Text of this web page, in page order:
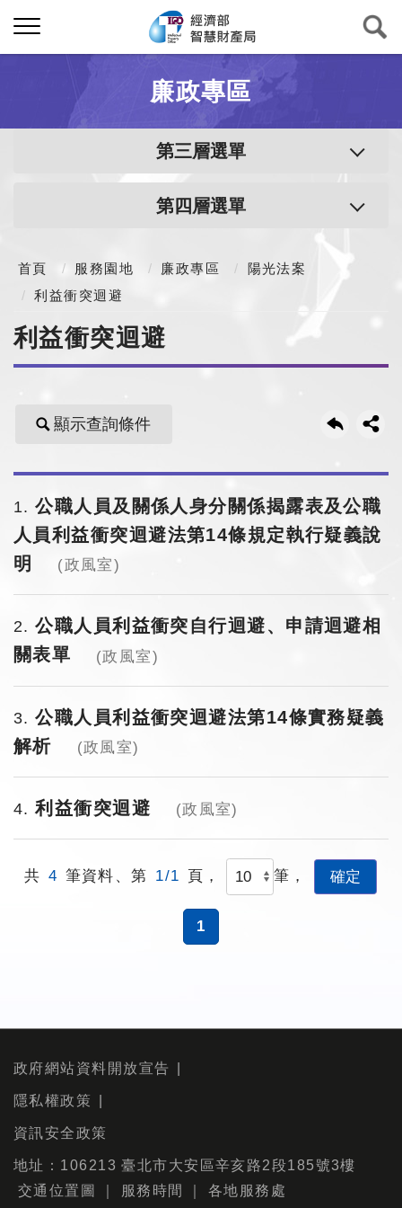
廉政專區
第三層選單
第四層選單
首頁 服務園地 廉政專區
陽光法案
利益衝突迴避
利益衝突迴避
顯示查詢條件
1
公職人員及關係人身分關係揭露表及公職
人員利益衝突迴避法第14條規定執行疑義說
明
(政風室)
2
公職人員利益衝突自行迴避、申請迴避相
關表單
(政風室)
3
公職人員利益衝突迴避法第14條實務疑義
解析
(政風室)
4 利益衝突迴避 (政風室)
共 4 筆資料、第 1/1 頁， 筆，
1
政府網站資料開放宣告
隱私權政策
資訊安全政策
地址：106213 臺北市大安區辛亥路2段185號3樓
交通位置圖
服務時間
各地服務處